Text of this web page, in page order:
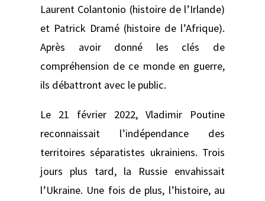
Laurent Colantonio (histoire de l’Irlande)
et Patrick Dramé (histoire de l’Afrique).
Après avoir donné les clés de
compréhension de ce monde en guerre,
ils débattront avec le public.
Le 21 février 2022, Vladimir Poutine
reconnaissait l’indépendance des
territoires séparatistes ukrainiens. Trois
jours plus tard, la Russie envahissait
l’Ukraine. Une fois de plus, l’histoire, au